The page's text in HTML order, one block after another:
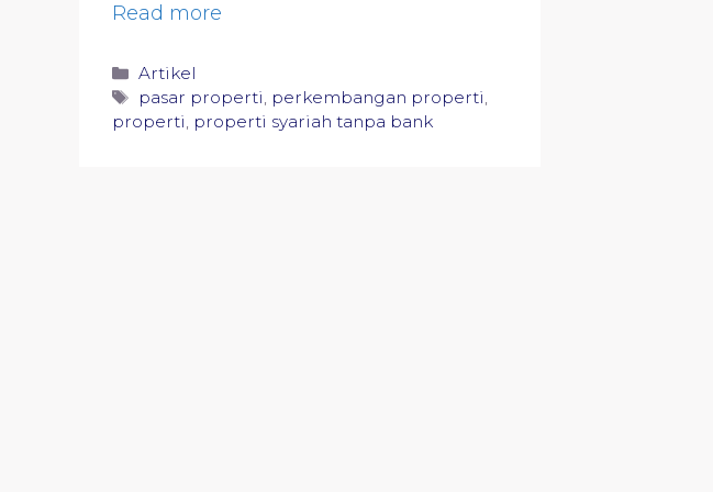
Read more
Categories
Artikel
Tags
pasar properti, perkembangan properti,
properti, properti syariah tanpa bank